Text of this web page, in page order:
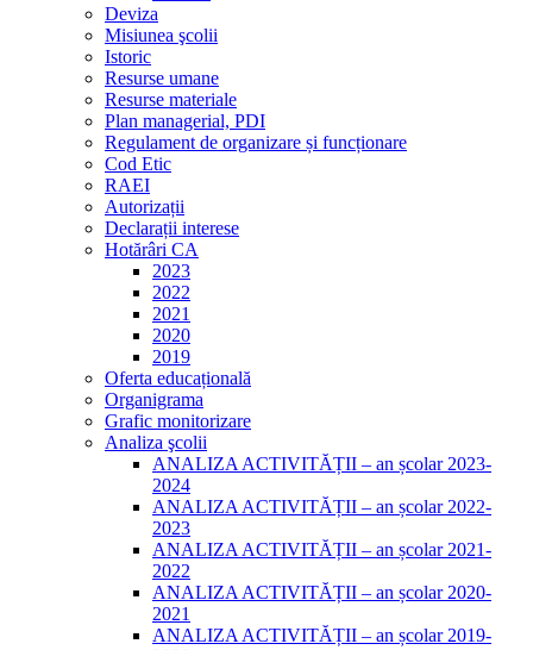
Deviza
Misiunea şcolii
Istoric
Resurse umane
Resurse materiale
Plan managerial, PDI
Regulament de organizare și funcționare
Cod Etic
RAEI
Autorizații
Declarații interese
Hotărâri CA
2023
2022
2021
2020
2019
Oferta educațională
Organigrama
Grafic monitorizare
Analiza şcolii
ANALIZA ACTIVITĂȚII – an școlar 2023-
2024
ANALIZA ACTIVITĂȚII – an școlar 2022-
2023
ANALIZA ACTIVITĂȚII – an școlar 2021-
2022
ANALIZA ACTIVITĂȚII – an școlar 2020-
2021
ANALIZA ACTIVITĂȚII – an școlar 2019-